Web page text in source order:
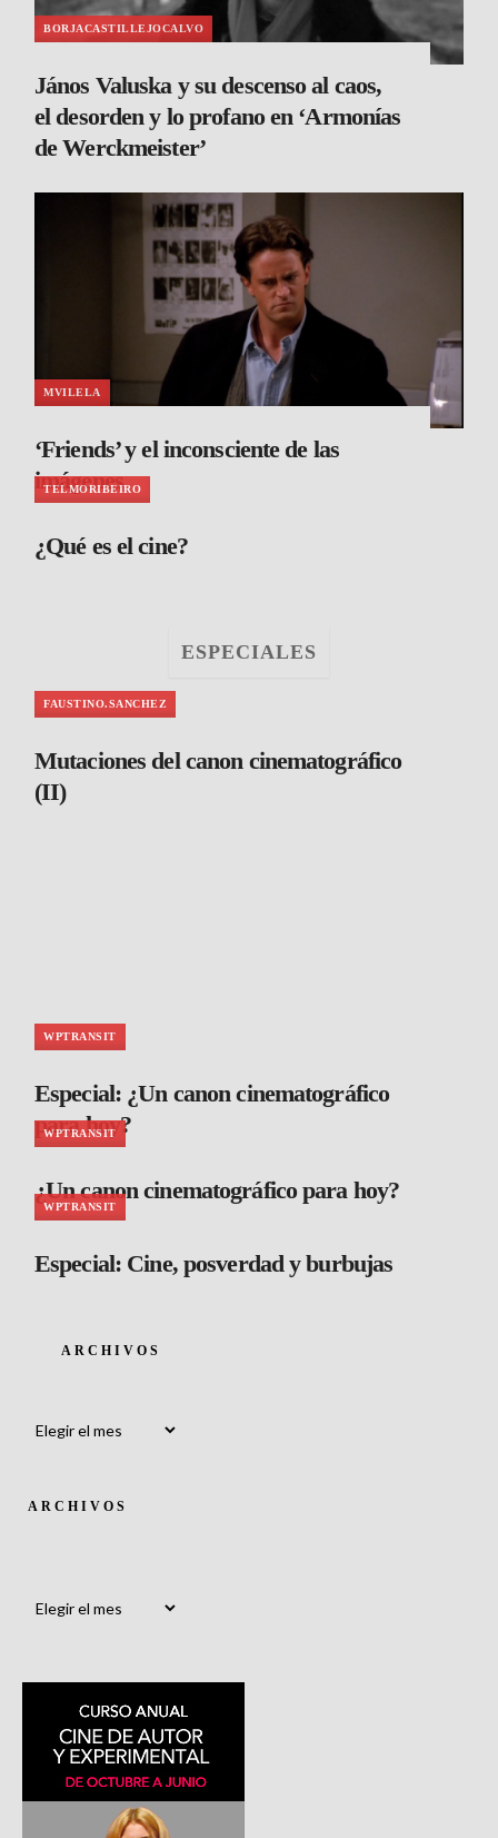
BORJACASTILLEJOCALVO
János Valuska y su descenso al caos,
el desorden y lo profano en ‘Armonías
de Werckmeister’
MVILELA
‘Friends’ y el inconsciente de las
imágenes
TELMORIBEIRO
¿Qué es el cine?
ESPECIALES
FAUSTINO.SANCHEZ
Mutaciones del canon cinematográfico
(II)
WPTRANSIT
Especial: ¿Un canon cinematográfico
para hoy?
WPTRANSIT
¿Un canon cinematográfico para hoy?
WPTRANSIT
Especial: Cine, posverdad y burbujas
ARCHIVOS
ARCHIVOS